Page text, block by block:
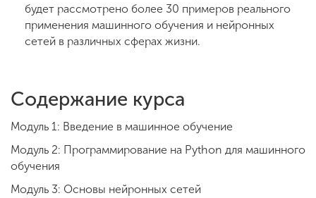
будет рассмотрено более 30 примеров реального
применения машинного обучения и нейронных
сетей в различных сферах жизни.
Содержание курса
Модуль 1: Введение в машинное обучение
Модуль 2: Программирование на Python для машинного
обучения
Модуль 3: Основы нейронных сетей